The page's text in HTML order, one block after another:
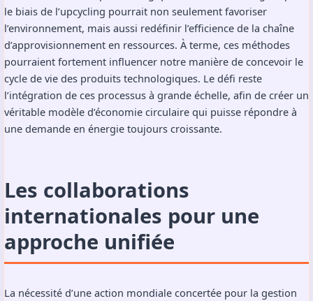
le biais de l’upcycling pourrait non seulement favoriser
l’environnement, mais aussi redéfinir l’efficience de la chaîne
d’approvisionnement en ressources. À terme, ces méthodes
pourraient fortement influencer notre manière de concevoir le
cycle de vie des produits technologiques. Le défi reste
l’intégration de ces processus à grande échelle, afin de créer un
véritable modèle d’économie circulaire qui puisse répondre à
une demande en énergie toujours croissante.
Les collaborations
internationales pour une
approche unifiée
La nécessité d’une action mondiale concertée pour la gestion